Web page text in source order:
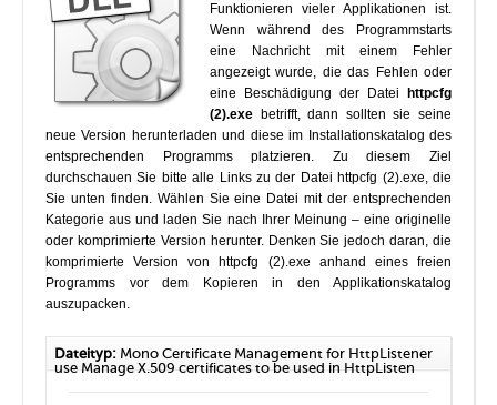
Funktionieren vieler Applikationen ist.
Wenn während des Programmstarts
eine Nachricht mit einem Fehler
angezeigt wurde, die das Fehlen oder
eine Beschädigung der Datei
httpcfg
(2).exe betrifft, dann sollten sie seine
neue Version herunterladen und diese im Installationskatalog des
entsprechenden Programms platzieren. Zu diesem Ziel
durchschauen Sie bitte alle Links zu der Datei httpcfg (2).exe, die
Sie unten finden. Wählen Sie eine Datei mit der entsprechenden
Kategorie aus und laden Sie nach Ihrer Meinung – eine originelle
oder komprimierte Version herunter. Denken Sie jedoch daran, die
komprimierte Version von httpcfg (2).exe anhand eines freien
Programms vor dem Kopieren in den Applikationskatalog
auszupacken.
Dateityp: Mono Certificate Management for HttpListener
use Manage X.509 certificates to be used in HttpListen